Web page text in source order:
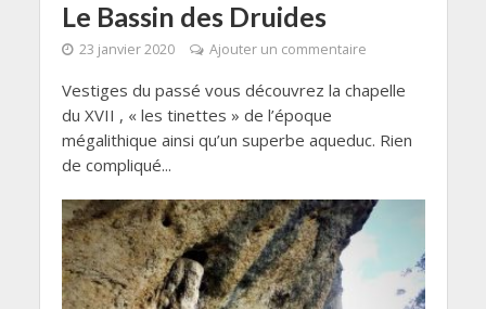
Le Bassin des Druides
23 janvier 2020 Ajouter un commentaire
Vestiges du passé vous découvrez la chapelle
du XVII , « les tinettes » de l’époque
mégalithique ainsi qu’un superbe aqueduc. Rien
de compliqué...